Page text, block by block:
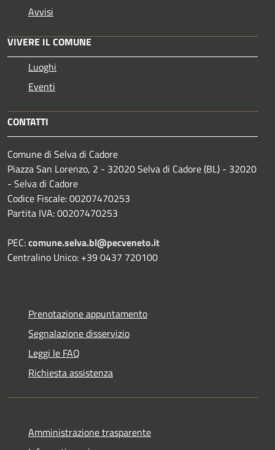
Avvisi
VIVERE IL COMUNE
Luoghi
Eventi
CONTATTI
Comune di Selva di Cadore
Piazza San Lorenzo, 2 - 32020 Selva di Cadore (BL) - 32020
- Selva di Cadore
Codice Fiscale: 00207470253
Partita IVA: 00207470253
PEC:comune.selva.bl@pecveneto.it
Centralino Unico: +39 0437 720100
Prenotazione appuntamento
Segnalazione disservizio
Leggi le FAQ
Richiesta assistenza
Amministrazione trasparente